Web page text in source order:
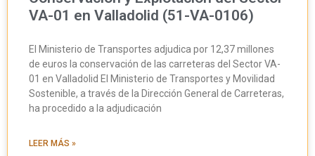
VA-01 en Valladolid (51-VA-0106)
El Ministerio de Transportes adjudica por 12,37 millones
de euros la conservación de las carreteras del Sector VA-
01 en Valladolid El Ministerio de Transportes y Movilidad
Sostenible, a través de la Dirección General de Carreteras,
ha procedido a la adjudicación
LEER MÁS »